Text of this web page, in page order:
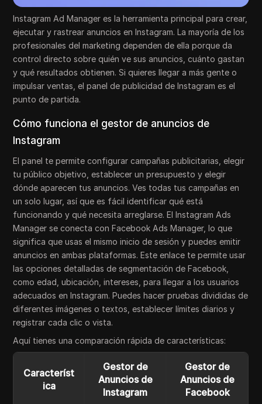
Instagram Ad Manager es la herramienta principal para crear,
ejecutar y rastrear anuncios en Instagram. La mayoría de los
profesionales del marketing dependen de ella porque da
control directo sobre quién ve sus anuncios, cuánto gastan
y qué resultados obtienen. Si quieres llegar a más gente o
impulsar ventas, el panel de publicidad de Instagram es el
punto de partida.
Cómo funciona el gestor de anuncios de
Instagram
El panel te permite configurar campañas publicitarias, elegir
tu público objetivo, establecer un presupuesto y elegir
dónde aparecen tus anuncios. Ves todas tus campañas en
un solo lugar, así que es fácil identificar qué está
funcionando y qué necesita arreglarse. El Instagram Ads
Manager se conecta con Facebook Ads Manager, lo que
significa que usas el mismo inicio de sesión y puedes emitir
anuncios en ambas plataformas. Este enlace te permite usar
las opciones detalladas de segmentación de Facebook,
como edad, ubicación, intereses, para llegar a los usuarios
adecuados en Instagram. Puedes hacer pruebas divididas de
diferentes imágenes o textos, establecer límites diarios y
registrar cada clic o vista.
Aquí tienes una comparación rápida de características:
Característ
ica
Gestor de
Anuncios de
Instagram
Gestor de
Anuncios de
Facebook